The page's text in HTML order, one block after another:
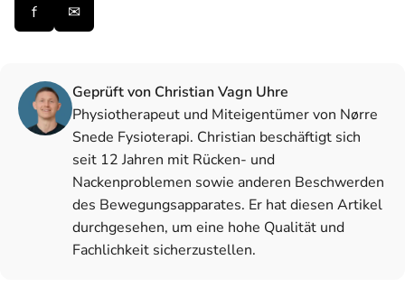
f ✉
Geprüft von Christian Vagn Uhre
Physiotherapeut und Miteigentümer von Nørre
Snede Fysioterapi. Christian beschäftigt sich
seit 12 Jahren mit Rücken- und
Nackenproblemen sowie anderen Beschwerden
des Bewegungsapparates. Er hat diesen Artikel
durchgesehen, um eine hohe Qualität und
Fachlichkeit sicherzustellen.